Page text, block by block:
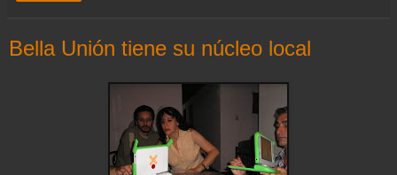
Bella Unión tiene su núcleo local